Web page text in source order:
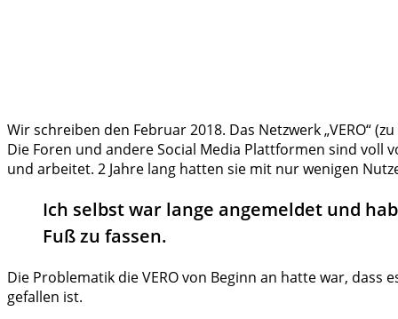
Wir schreiben den Februar 2018. Das Netzwerk „VERO“
Die Foren und andere Social Media Plattformen sind voll
und arbeitet. 2 Jahre lang hatten sie mit nur wenigen
Ich selbst war lange angemeldet und
Fuß zu fassen.
Die Problematik die VERO von Beginn an hatte war,
gefallen ist.